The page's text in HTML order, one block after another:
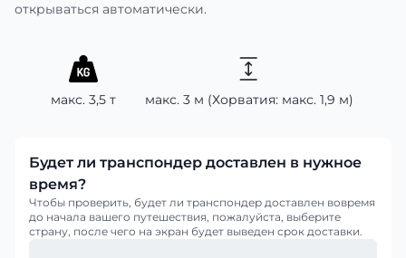
открываться автоматически.
макс. 3,5 т макс. 3 м (Хорватия: макс. 1,9 м)
Будет ли транспондер доставлен в нужное
время?
Чтобы проверить, будет ли транспондер доставлен вовремя
до начала вашего путешествия, пожалуйста, выберите
страну, после чего на экран будет выведен срок доставки.